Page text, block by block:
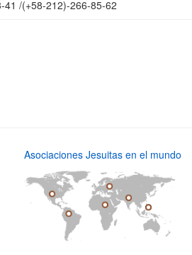
41 /(+58-212)-266-85-62
Asociaciones Jesuitas en el mundo